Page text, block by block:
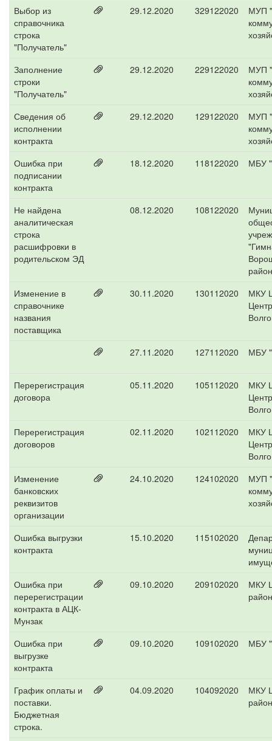
Выбор из
справочника
строка
"Получатель"
29.12.2020 329122020
МУП
Заполнение
строки
"Получатель"
29.12.2020 229122020
МУП
Сведения об
исполнении
контракта
29.12.2020 129122020
МУП
Ошибка при
подписании
контракта
18.12.2020 118122020 МБУ
Не найдена
аналитическая
строка
расшифровки в
родительском ЭД
08.12.2020 108122020
Изменение в
справочнике
названия
поставщика
30.11.2020 130112020
МКУ
27.11.2020 127112020 МБУ
Перерегистрация
договора
05.11.2020 105112020
МКУ
Перерегистрация
договоров
02.11.2020 102112020
МКУ
Изменение
банковских
реквизитов
организации
24.10.2020 124102020
МУП
Ошибка выгрузки
контракта
15.10.2020 115102020
Ошибка при
перерегистрации
контракта в АЦК-
Мунзак
09.10.2020 209102020
МКУ
Ошибка при
выгрузке
контракта
09.10.2020 109102020 МБУ
График оплаты и
поставки.
Бюджетная
строка.
04.09.2020 104092020
МКУ